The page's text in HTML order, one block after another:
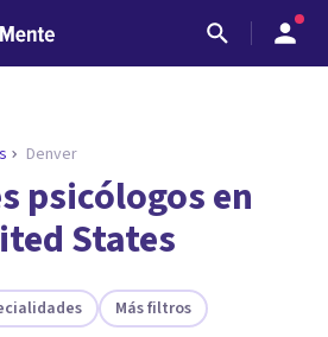
Denver
psicólogos en
States
Más filtros